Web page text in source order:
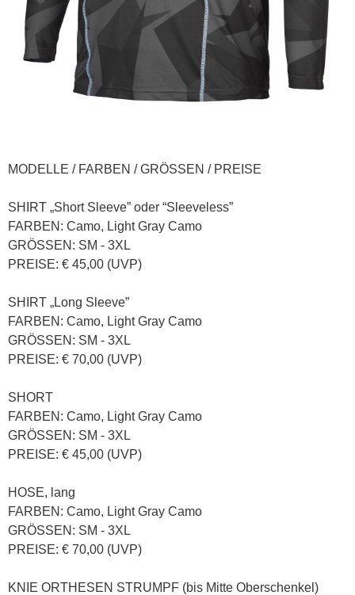
MODELLE / FARBEN / GRÖSSEN / PREISE
SHIRT „Short Sleeve” oder “Sleeveless”
FARBEN: Camo, Light Gray Camo
GRÖSSEN: SM - 3XL
PREISE: € 45,00 (UVP)
SHIRT „Long Sleeve”
FARBEN: Camo, Light Gray Camo
GRÖSSEN: SM - 3XL
PREISE: € 70,00 (UVP)
SHORT
FARBEN: Camo, Light Gray Camo
GRÖSSEN: SM - 3XL
PREISE: € 45,00 (UVP)
HOSE, lang
FARBEN: Camo, Light Gray Camo
GRÖSSEN: SM - 3XL
PREISE: € 70,00 (UVP)
KNIE ORTHESEN STRUMPF (bis Mitte Oberschenkel)